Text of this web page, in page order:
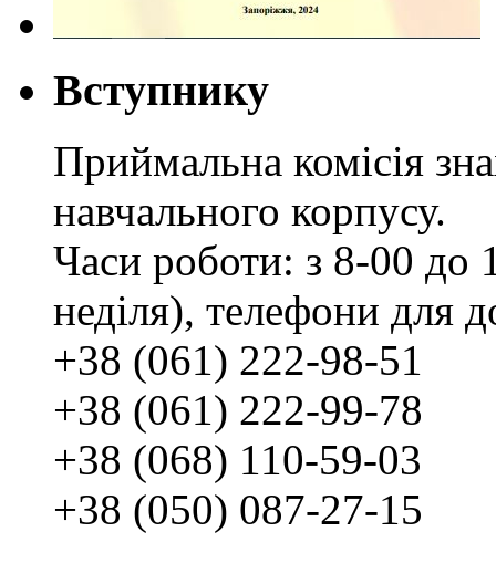
Вступнику
Приймальна комісія
навчального корпусу.
Часи роботи: з 8-00 до
неділя), телефони для
+38 (061) 222-98-51
+38 (061) 222-99-78
+38 (068) 110-59-03
+38 (050) 087-27-15